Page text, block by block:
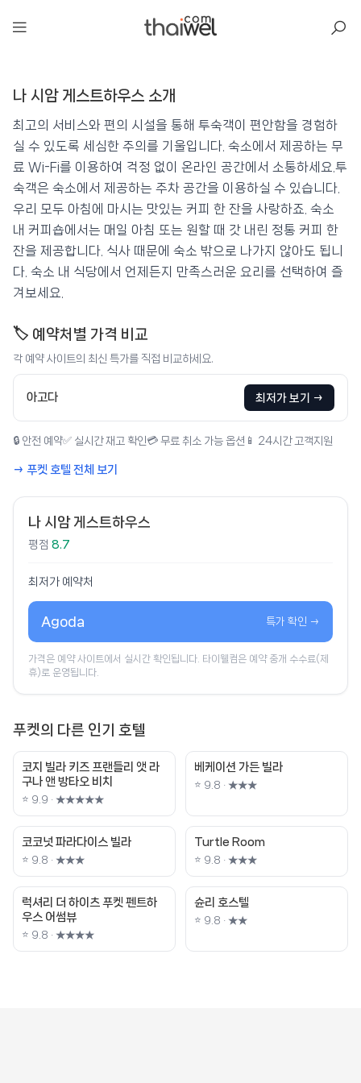
나 시암 게스트하우스
📍 푸켓★★ ⭐ 8.7
💰 최저가 확인 · 예약하기
나 시암 게스트하우스 소개
최고의 서비스와 편의 시설을 통해 투숙객이 편안함을 경험하
실 수 있도록 세심한 주의를 기울입니다. 숙소에서 제공하는 무
료 Wi-Fi를 이용하여 걱정 없이 온라인 공간에서 소통하세요.투
숙객은 숙소에서 제공하는 주차 공간을 이용하실 수 있습니다.
우리 모두 아침에 마시는 맛있는 커피 한 잔을 사랑하죠. 숙소
내 커피숍에서는 매일 아침 또는 원할 때 갓 내린 정통 커피 한
잔을 제공합니다. 식사 때문에 숙소 밖으로 나가지 않아도 됩니
다. 숙소 내 식당에서 언제든지 만족스러운 요리를 선택하여 즐
겨보세요.
🏷️ 예약처별 가격 비교
각 예약 사이트의 최신 특가를 직접 비교하세요.
아고다 최저가 보기 →
🔒 안전 예약✅ 실시간 재고 확인 💳 무료 취소 가능 옵션 📱 24시간 고객지원
→ 푸켓 호텔 전체 보기
나 시암 게스트하우스
평점 8.7
최저가 예약처
Agoda 특가 확인 →
가격은 예약 사이트에서 실시간 확인됩니다. 타이웰컴은 예약 중개 수수료(제
휴)로 운영됩니다.
푸켓의 다른 인기 호텔
코지 빌라 키즈 프랜들리 앳 라
구나 앤 방타오 비치
⭐ 9.9 · ★★★★★
베케이션 가든 빌라
⭐ 9.8 · ★★★
코코넛 파라다이스 빌라
⭐ 9.8 · ★★★
Turtle Room
⭐ 9.8 · ★★★
럭셔리 더 하이츠 푸켓 펜트하
우스 어썸뷰
⭐ 9.8 · ★★★★
슌리 호스텔
⭐ 9.8 · ★★